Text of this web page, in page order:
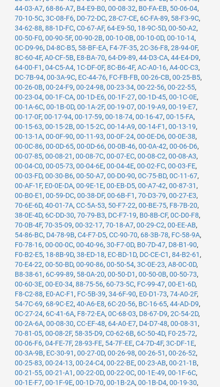
44-03-A7, 68-86-A7, B4-E9-B0, 00-08-32, B0-FA-EB, 50-06-04,
70-10-5C, 3C-08-F6, D0-72-DC, 28-C7-CE, 6C-FA-89, 58-F3-9C,
34-62-88, 88-1D-FC, C0-67-AF, 64-E9-50, 18-9C-5D, 00-50-A2,
00-50-F0, 00-90-5F, 00-90-2B, 00-10-0B, 00-10-0D, 00-10-14,
0C-D9-96, D4-8C-B5, 58-BF-EA, F4-7F-35, 2C-36-F8, 28-94-0F,
8C-60-4F, A0-CF-5B, E8-BA-70, 64-D9-89, 44-D3-CA, 44-E4-D9,
64-00-F1 , 04-C5-A4, 1C-DF-0F, 8C-B6-4F, AC-A0-16, A4-0C-C3,
DC-7B-94, 00-3A-9C, EC-44-76, FC-FB-FB, 00-26-CB, 00-25-B5,
00-26-0B, 00-24-F9, 00-24-98, 00-23-34, 00-22-56, 00-22-55,
00-23-04, 00-1F-CA, 00-1D-E6, 00-1F-27, 00-1D-45, 00-1C-0E,
00-1A-6C, 00-1B-0D, 00-1A-2F, 00-19-07, 00-19-A9, 00-19-E7,
00-17-0F, 00-17-94, 00-17-59, 00-18-74, 00-16-47, 00-15-FA,
00-15-63, 00-15-2B, 00-15-2C, 00-14-A9, 00-14-F1 , 00-13-19,
00-13-1A, 00-0F-90, 00-11-93, 00-0F-24, 00-0E-D6, 00-0E-38,
00-0C-86, 00-0D-65, 00-0D-66, 00-0B-46, 00-0A-42, 00-06-D6,
00-07-85, 00-08-21 , 00-08-7C, 00-07-EC, 00-08-C2, 00-08-A3,
00-04-C0, 00-05-73, 00-04-6E, 00-04-4E, 00-02-FC, 00-03-FE,
00-03-FD, 00-30-B6, 00-50-A7, 00-D0-90, 0C-75-BD, 0C-11-67,
00-AF-1F, E0-0E-DA, 00-9E-1E, 00-EB-D5, 00-A7-42, 00-87-31 ,
00-B0-E1 , 00-59-DC, 00-38-DF, 00-6B-F1 , 70-D3-79, 00-27-E3,
70-6E-6D, 40-01-7A, CC-5A-53, 50-F7-22, 00-BE-75, F8-7B-20,
38-0E-4D, 6C-DD-30, 70-79-B3, DC-F7-19, B0-8B-CF, 0C-D0-F8,
70-0B-4F, 70-35-09, 00-32-17, 70-18-A7, 00-29-C2, 00-EE-AB,
54-86-BC, D4-78-9B, C4-F7-D5, CC-90-70, 68-3B-78, FC-58-9A,
F0-78-16, 00-00-0C, 00-40-96, 30-F7-0D, B0-7D-47, D8-B1-90,
F0-B2-E5, 18-8B-9D, 38-ED-18, EC-BD-1D, DC-CE-C1 , 84-B2-61 ,
70-E4-22, 00-50-BD, 00-90-86, 00-50-54, 3C-0E-23, A8-0C-0D,
B8-38-61 , 6C-99-89, 58-0A-20, 00-50-D1 , 00-50-0B, 00-50-73,
00-60-3E, 00-E0-34, 88-75-56, 60-73-5C, FC-99-47, 00-E1-6D,
F8-C2-88, E0-AC-F1 , FC-5B-39, 34-6F-90, E0-D1-73, 74-A0-2F,
54-7C-69, 68-9C-E2, 40-A6-E8, 6C-20-56, BC-16-65, 44-AD-D9,
0C-27-24, 6C-41-6A, F8-72-EA, 0C-68-03, D8-67-D9, 2C-54-2D,
00-2A-6A, 00-08-30, CC-EF-48, 64-A0-E7, D4-D7-48, 00-08-31 ,
70-81-05, 00-08-2F, 58-35-D9, C0-62-6B, 6C-50-4D, F0-25-72,
00-06-F6, 04-FE-7F, 28-93-FE, 54-7F-EE, C4-7D-4F, 3C-DF-1E,
00-3A-9B, EC-30-91 , 00-27-0D, 00-26-98, 00-26-51 , 00-26-52,
00-25-83, 00-24-13, 00-24-C4, 00-22-BE, 00-23-AB, 00-21-1B,
00-21-55, 00-21-A1 , 00-22-0D, 00-22-0C, 00-1E-49, 00-1F-6C,
00-1E-F7, 00-1F-9E, 00-1D-70, 00-1B-2A, 00-1B-D4, 00-19-30,